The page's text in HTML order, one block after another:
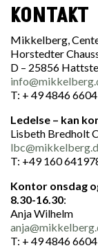
KONTAKT
Mikkelberg,
Horstedter
D – 25856
T: + 49 4846 6604
Ledelse – kan
Lisbeth Bredholt
T: +49 160
Kontor onsdag
8.30-16.30:
Anja Wilhelm
T: + 49 4846 6604